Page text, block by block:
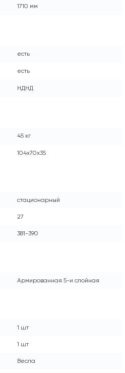
1710 мм
есть
есть
НДНД
45 кг
104x70x35
стационарный
27
381-390
Армированная 5-и слойная
1 шт
1 шт
Весла